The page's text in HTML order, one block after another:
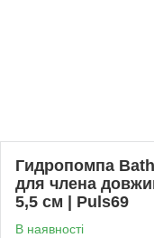
Гидропомпа
для члена
5,5 см | Puls69
В наявності